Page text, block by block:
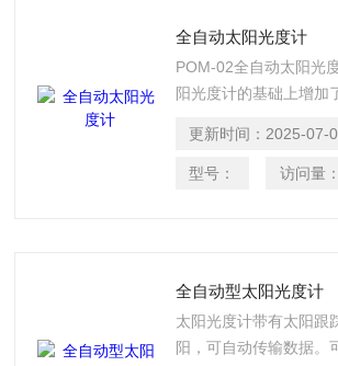
全自动太阳光度计
POM-02全自动太阳光
阳光度计的基础上增加
计，工作可靠，环境适
更新时间： 2025-07-
型号： 访问量：
全自动型太阳光度计
太阳光度计带有太阳跟
阳，可自动传输数据。